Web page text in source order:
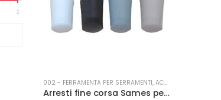
002 - FERRAMENTA PER SERRAMENTI, ACCESSORI PER TAPPARELLE
Arresti fine corsa Sames per tapp. pl lungo verde
1